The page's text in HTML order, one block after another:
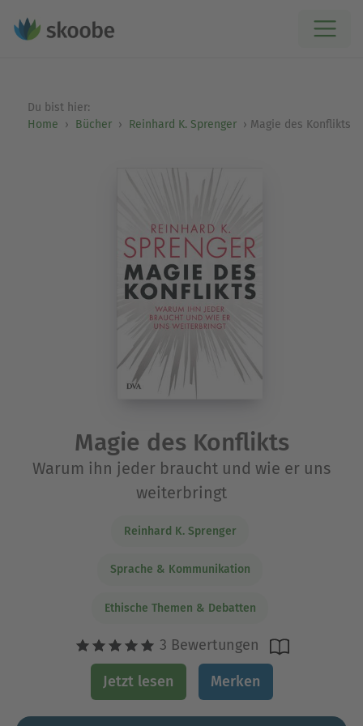
Du bist hier:
Home
Bücher Reinhard K. Sprenger Magie des Konflikts
Magie des Konflikts
Warum ihn jeder braucht und wie er uns
weiterbringt
Reinhard K. Sprenger
Sprache & Kommunikation
Ethische Themen & Debatten
3 Bewertungen
Jetzt lesen Merken